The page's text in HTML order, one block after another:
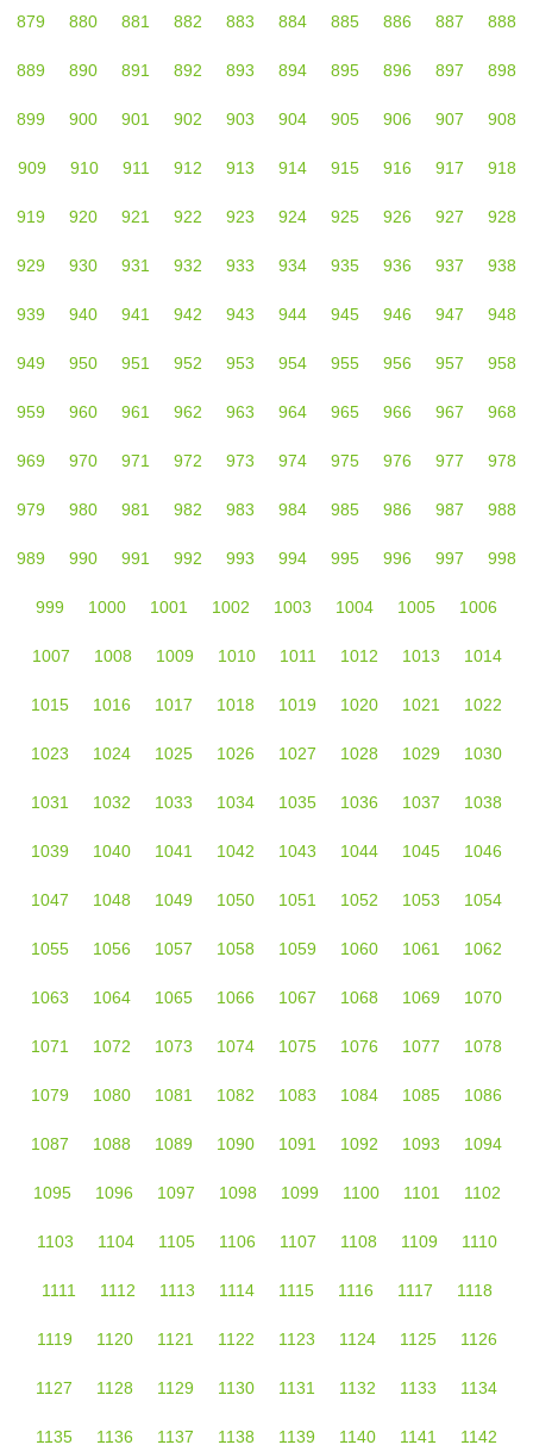
879 880 881 882 883 884 885 886 887 888
889 890 891 892 893 894 895 896 897 898
899 900 901 902 903 904 905 906 907 908
909 910 911 912 913 914 915 916 917 918
919 920 921 922 923 924 925 926 927 928
929 930 931 932 933 934 935 936 937 938
939 940 941 942 943 944 945 946 947 948
949 950 951 952 953 954 955 956 957 958
959 960 961 962 963 964 965 966 967 968
969 970 971 972 973 974 975 976 977 978
979 980 981 982 983 984 985 986 987 988
989 990 991 992 993 994 995 996 997 998
999 1000 1001 1002 1003 1004 1005 1006
1007 1008 1009 1010 1011 1012 1013 1014
1015 1016 1017 1018 1019 1020 1021 1022
1023 1024 1025 1026 1027 1028 1029 1030
1031 1032 1033 1034 1035 1036 1037 1038
1039 1040 1041 1042 1043 1044 1045 1046
1047 1048 1049 1050 1051 1052 1053 1054
1055 1056 1057 1058 1059 1060 1061 1062
1063 1064 1065 1066 1067 1068 1069 1070
1071 1072 1073 1074 1075 1076 1077 1078
1079 1080 1081 1082 1083 1084 1085 1086
1087 1088 1089 1090 1091 1092 1093 1094
1095 1096 1097 1098 1099 1100 1101 1102
1103 1104 1105 1106 1107 1108 1109 1110
1111 1112 1113 1114 1115 1116 1117 1118
1119 1120 1121 1122 1123 1124 1125 1126
1127 1128 1129 1130 1131 1132 1133 1134
1135 1136 1137 1138 1139 1140 1141 1142